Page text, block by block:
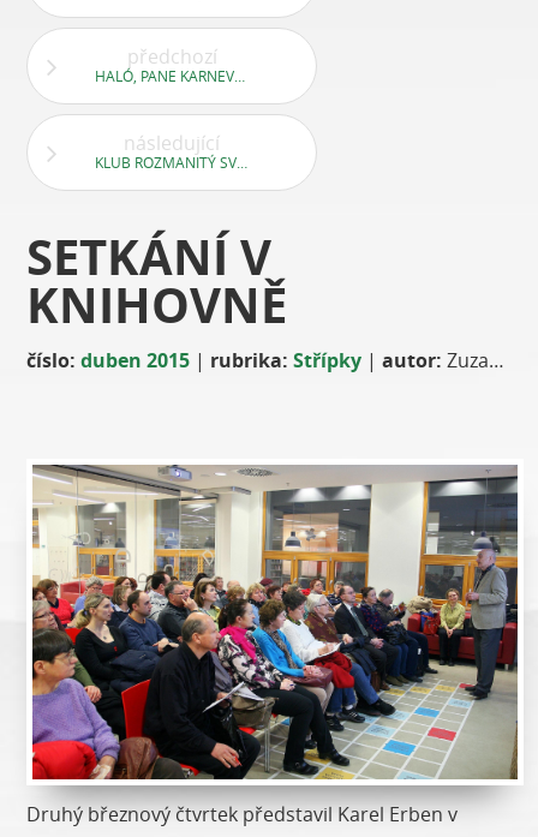
předchozí
následující
SETKÁNÍ V
KNIHOVNĚ
číslo: duben 2015 | rubrika: Střípky |autor: Zuzana Světlíková
Druhý březnový čtvrtek představil Karel Erben v